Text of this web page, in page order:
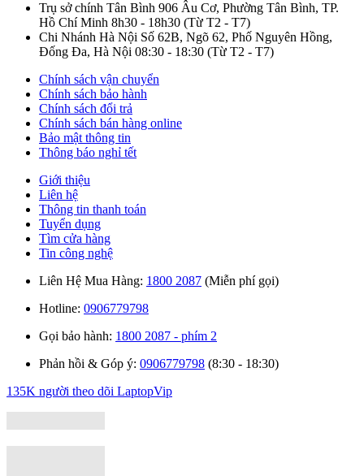
Trụ sở chính Tân Bình 906 Âu Cơ, Phường Tân Bình, TP.
Hồ Chí Minh 8h30 - 18h30 (Từ T2 - T7)
Chi Nhánh Hà Nội Số 62B, Ngõ 62, Phố Nguyên Hồng,
Đống Đa, Hà Nội 08:30 - 18:30 (Từ T2 - T7)
Chính sách vận chuyển
Chính sách bảo hành
Chính sách đổi trả
Chính sách bán hàng online
Bảo mật thông tin
Thông báo nghỉ tết
Giới thiệu
Liên hệ
Thông tin thanh toán
Tuyển dụng
Tìm cửa hàng
Tin công nghệ
Liên Hệ Mua Hàng: 1800 2087 (Miễn phí gọi)
Hotline: 0906779798
Gọi bảo hành: 1800 2087 - phím 2
Phản hồi & Góp ý: 0906779798 (8:30 - 18:30)
135K người theo dõi LaptopVip